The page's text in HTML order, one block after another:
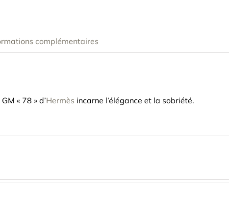
complémentaires
« 78 » d’Hermès incarne l’élégance et la sobriété.